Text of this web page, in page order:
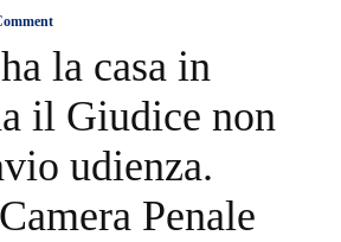
la casa in
il Giudice non
udienza.
Penale